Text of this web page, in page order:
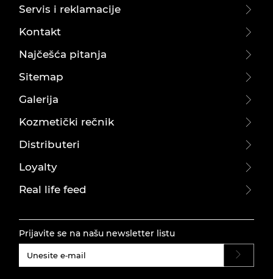
Servis i reklamacije
Kontakt
Najčešća pitanja
Sitemap
Galerija
Kozmetički rečnik
Distributeri
Loyalty
Real life feed
Prijavite se na našu newsletter listu